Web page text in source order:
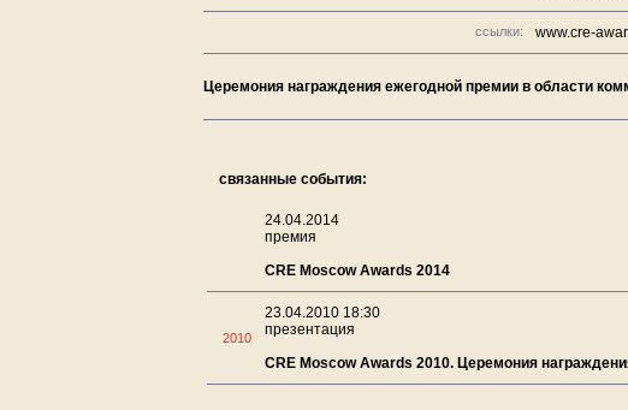
ссылки: www.cre-
Церемония награждения ежегодной премии в области
связанные события:
24.04.2014
премия
CRE Moscow Awards 2014
2010
23.04.2010 18:30
презентация
CRE Moscow Awards 2010. Церемония